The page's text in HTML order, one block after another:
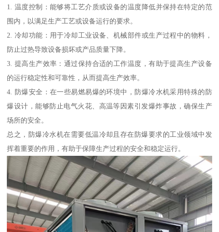
1. 温度控制：能够将工艺介质或设备的温度降低并保持在特定的范
围内，以满足生产工艺或设备运行的要求。
2. 冷却功能：用于冷却工业设备、机械部件或生产过程中的物料，
防止过热导致设备损坏或产品质量下降。
3. 提高生产效率：通过保持合适的工作温度，有助于提高生产设备
的运行稳定性和可靠性，从而提高生产效率。
4. 防爆安全：在一些易燃易爆的环境中，防爆冷水机采用特殊的防
爆设计，能够防止电气火花、高温等因素引发爆炸事故，确保生产
场所的安全。
总之，防爆冷水机在需要低温冷却且存在防爆要求的工业领域中发
挥着重要的作用，有助于保障生产过程的安全和稳定运行。